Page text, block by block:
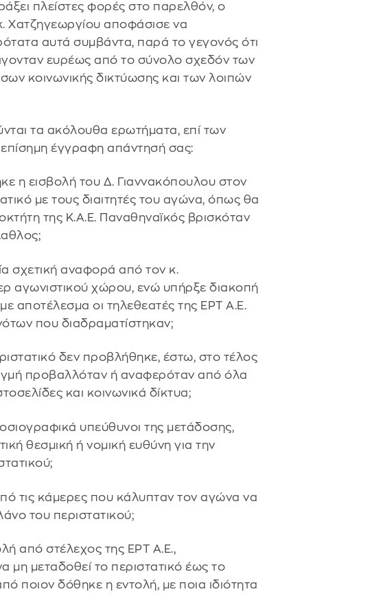
πλείστες φορές στο παρελθόν, ο
Χατζηγεωργίου αποφάσισε να
αυτά συμβάντα, παρά το γεγονός ότι
ευρέως από το σύνολο σχεδόν των
κοινωνικής δικτύωσης και των λοιπών
τα ακόλουθα ερωτήματα, επί των
έγγραφη απάντησή σας:
η εισβολή του Δ. Γιαννακόπουλου στον
με τους διαιτητές του αγώνα, όπως θα
της Κ.Α.Ε. Παναθηναϊκός βρισκόταν
σχετική αναφορά από τον κ.
αγωνιστικού χώρου, ενώ υπήρξε διακοπή
αποτέλεσμα οι τηλεθεατές της ΕΡΤ Α.Ε.
που διαδραματίστηκαν;
δεν προβλήθηκε, έστω, στο τέλος
προβαλλόταν ή αναφερόταν από όλα
και κοινωνικά δίκτυα;
υπεύθυνοι της μετάδοσης,
θεσμική ή νομική ευθύνη για την
τις κάμερες που κάλυπταν τον αγώνα να
του περιστατικού;
από στέλεχος της ΕΡΤ Α.Ε.,
μη μεταδοθεί το περιστατικό έως το
ποιον δόθηκε η εντολή, με ποια ιδιότητα